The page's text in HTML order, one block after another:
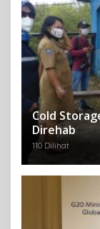
Cold
Direhab
110 Dilihat